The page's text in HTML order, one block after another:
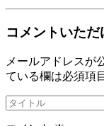
コメントいただ
メールアドレスが
ている欄は必須項